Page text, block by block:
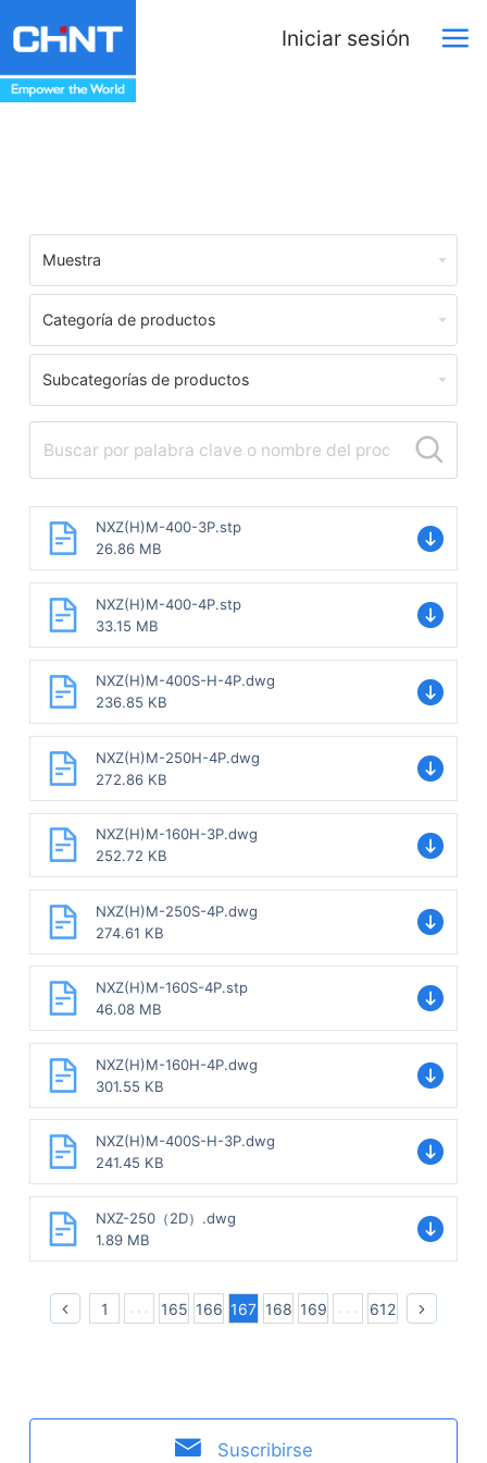
Iniciar sesión
Muestra
Categoría de productos
Subcategorías de productos
NXZ(H)M-400-3P.stp
26.86 MB
NXZ(H)M-400-4P.stp
33.15 MB
NXZ(H)M-400S-H-4P.dwg
236.85 KB
NXZ(H)M-250H-4P.dwg
272.86 KB
NXZ(H)M-160H-3P.dwg
252.72 KB
NXZ(H)M-250S-4P.dwg
274.61 KB
NXZ(H)M-160S-4P.stp
46.08 MB
NXZ(H)M-160H-4P.dwg
301.55 KB
NXZ(H)M-400S-H-3P.dwg
241.45 KB
NXZ-250（2D）.dwg
1.89 MB
1 165 166 167 168 169 612
Suscribirse